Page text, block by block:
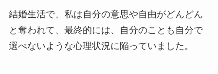
結婚生活で、私は自分の意思や自由がどんどん
と奪われて、最終的には、自分のことも自分で
選べないような心理状況に陥っていました。